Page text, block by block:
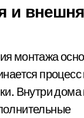
и
монтажа
Внутри дома